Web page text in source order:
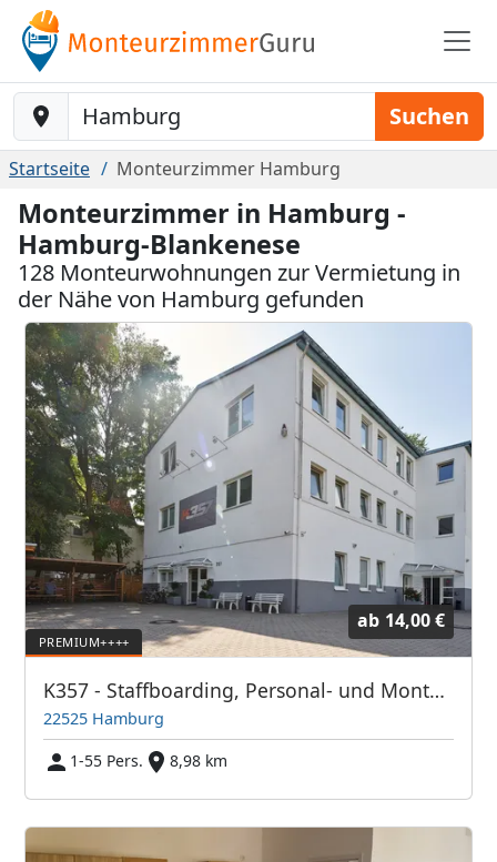
Baustelle-Location Suchen
Startseite Monteurzimmer Hamburg
Monteurzimmer in Hamburg -
Hamburg-Blankenese
128 Monteurwohnungen zur Vermietung in
der Nähe von Hamburg gefunden
ab 14,00 €
K357 - Staffboarding, Personal- und Monteurzimmer Hamburg (Vermittlung und Vermietung)
22525 Hamburg
1-55 Pers.
8,98 km